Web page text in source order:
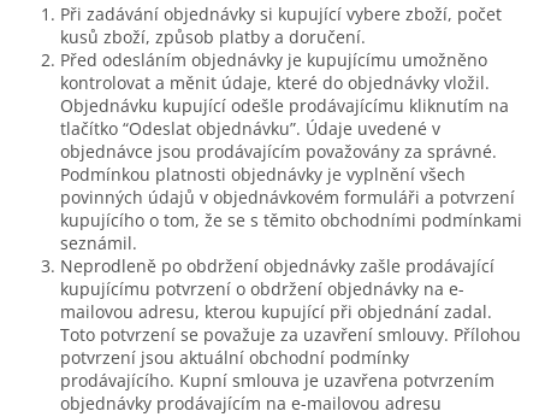
Při zadávání objednávky si kupující vybere zboží, počet
kusů zboží, způsob platby a doručení.
Před odesláním objednávky je kupujícímu umožněno
kontrolovat a měnit údaje, které do objednávky vložil.
Objednávku kupující odešle prodávajícímu kliknutím na
tlačítko “Odeslat objednávku”. Údaje uvedené v
objednávce jsou prodávajícím považovány za správné.
Podmínkou platnosti objednávky je vyplnění všech
povinných údajů v objednávkovém formuláři a potvrzení
kupujícího o tom, že se s těmito obchodními podmínkami
seznámil.
Neprodleně po obdržení objednávky zašle prodávající
kupujícímu potvrzení o obdržení objednávky na e-
mailovou adresu, kterou kupující při objednání zadal.
Toto potvrzení se považuje za uzavření smlouvy. Přílohou
potvrzení jsou aktuální obchodní podmínky
prodávajícího. Kupní smlouva je uzavřena potvrzením
objednávky prodávajícím na e-mailovou adresu